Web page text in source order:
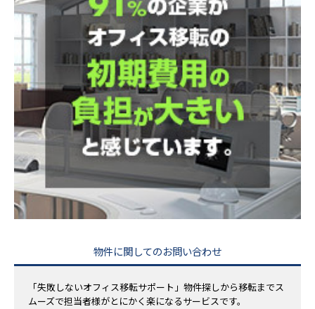
物件に関してのお問い合わせ
「失敗しないオフィス移転サポート」物件探しから移転までス
ムーズで担当者様がとにかく楽になるサービスです。